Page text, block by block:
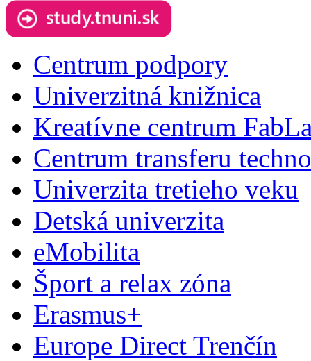
Centrum podpory
Univerzitná knižnica
Kreatívne centrum
Centrum transferu
Univerzita tretieho veku
Detská univerzita
eMobilita
Šport a relax zóna
Erasmus+
Europe Direct Trenčín